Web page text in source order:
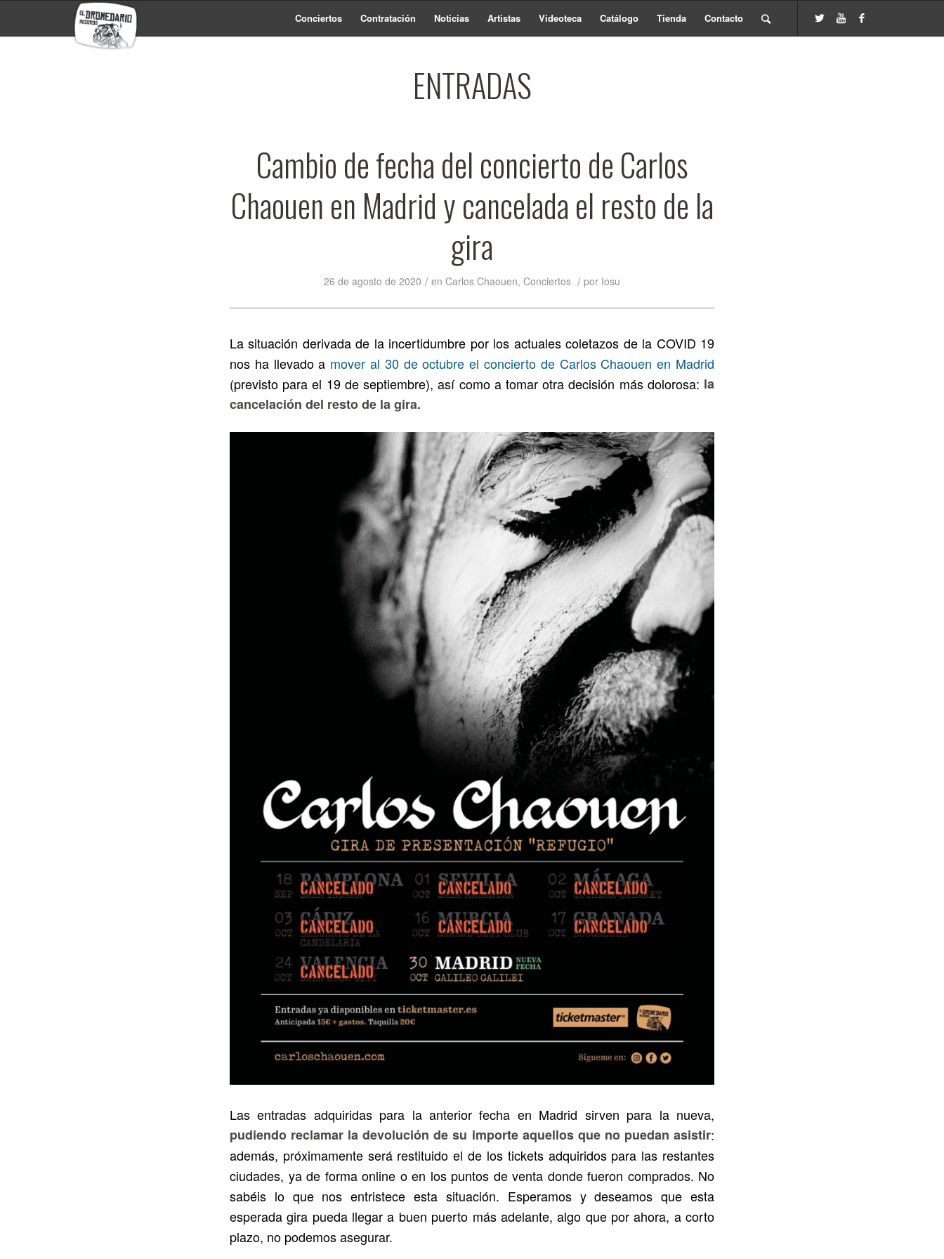
Conciertos Contratación Noticias Artistas Videoteca Catálogo Tienda Contacto
ENTRADAS
Cambio de fecha del concierto de Carlos
Chaouen en Madrid y cancelada el resto de la
gira
26 de agosto de 2020 / en Carlos Chaouen, Conciertos / por Iosu
La situación derivada de la incertidumbre por los actuales coletazos de la COVID 19
nos ha llevado a mover al 30 de octubre el concierto de Carlos Chaouen en Madrid
(previsto para el 19 de septiembre), así como a tomar otra decisión más dolorosa: la
cancelación del resto de la gira.
Las entradas adquiridas para la anterior fecha en Madrid sirven para la nueva,
pudiendo reclamar la devolución de su importe aquellos que no puedan asistir:
además, próximamente será restituido el de los tickets adquiridos para las restantes
ciudades, ya de forma online o en los puntos de venta donde fueron comprados. No
sabéis lo que nos entristece esta situación. Esperamos y deseamos que esta
esperada gira pueda llegar a buen puerto más adelante, algo que por ahora, a corto
plazo, no podemos asegurar.